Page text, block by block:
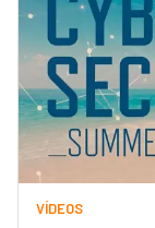
VÍDEOS